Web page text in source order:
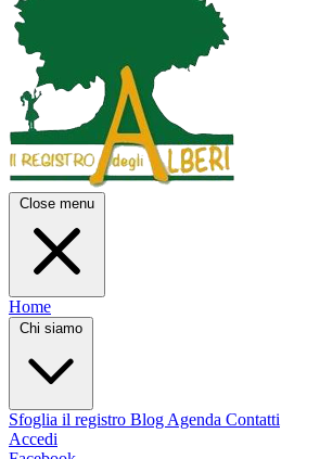
Close menu
Home
Chi siamo
Sfoglia il registro Blog Agenda Contatti
Accedi